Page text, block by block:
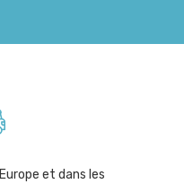
et dans les